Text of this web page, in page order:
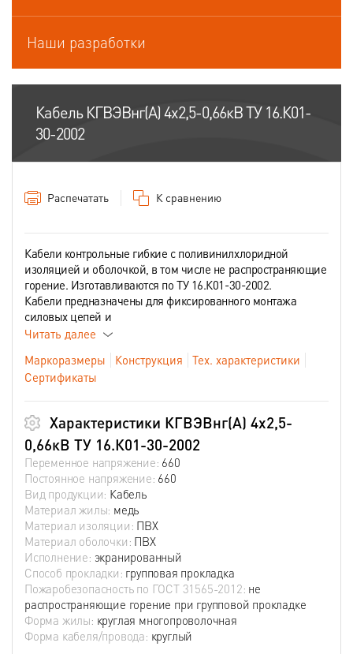
Наши разработки
Кабель КГВЭВнг(А) 4х2,5-0,66кВ ТУ 16.К01-
30-2002
Распечатать К сравнению
Кабели контрольные гибкие с поливинилхлоридной
изоляцией и оболочкой, в том числе не распространяющие
горение. Изготавливаются по ТУ 16.К01-30-2002.
Кабели предназначены для фиксированного монтажа
силовых цепей и
Читать далее
Маркоразмеры
Конструкция
Тех. характеристики
Сертификаты
Характеристики КГВЭВнг(А) 4х2,5-
0,66кВ ТУ 16.К01-30-2002
Переменное напряжение: 660
Постоянное напряжение: 660
Вид продукции: Кабель
Материал жилы: медь
Материал изоляции: ПВХ
Материал оболочки: ПВХ
Исполнение: экранированный
Способ прокладки: групповая прокладка
Пожаробезопасность по ГОСТ 31565-2012: не
распространяющие горение при групповой прокладке
Форма жилы: круглая многопроволочная
Форма кабеля/провода: круглый